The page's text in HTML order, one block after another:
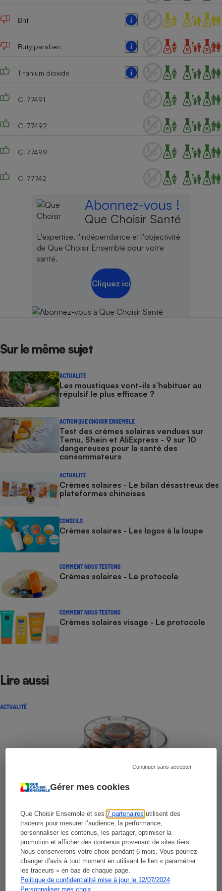
Gérer mes cookies
Que Choisir Ensemble et ses7 partenaires utilisent des
traceurs pour mesurer l’audience, la performance,
personnaliser les contenus, les partager, optimiser la
promotion et afficher des contenus provenant de sites tiers.
Nous conserverons votre choix pendant 6 mois. Vous pourrez
changer d’avis à tout moment en utilisant le lien « paramétrer
les traceurs » en bas de chaque page.
Politique de confidentialité mise à jour le 12/07/2024
Personnaliser mes choix
Continuer sans accepter
Bht
Butylparaben
Titanium dioxide
Ci 77491
Ci 77492
Ci 77499
Ci 77742
Abonnez-vous !
Que Choisir Santé
L'expertise, l'indépendance et l'objectivité
de Que Choisir Ensemble pour votre
santé.
Cliquez ici
Sur le même sujet
ACTUALITÉ
Les moustiques vont-ils s’habituer au
répulsif le plus efficace ?
ACTION QUE CHOISIR ENSEMBLE
Test des crèmes solaires vendues sur
Temu, Shein et AliExpress - 9 sur 10
dangereuses pour la santé des
consommateurs
ACTUALITÉ
Crèmes solaires - Le bilan désastreux des
plateformes chinoises
CONSEILS
Crèmes solaires - Les logos à la loupe
COMMENT NOUS TESTONS
Crèmes solaires - Le protocole
COMMENT NOUS TESTONS
Crèmes solaires visage - Le protocole
Lire aussi
ACTUALITÉ